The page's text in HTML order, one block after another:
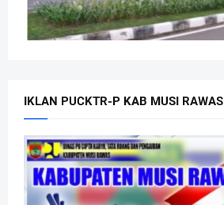
IKLAN PUCKTR-P KAB MUSI RAWAS